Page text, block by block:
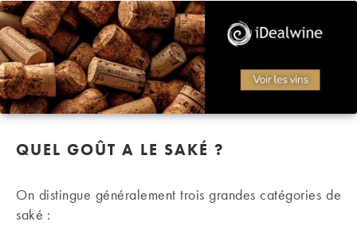
QUEL GOÛT A LE SAKÉ ?
On distingue généralement trois grandes catégories de
saké :